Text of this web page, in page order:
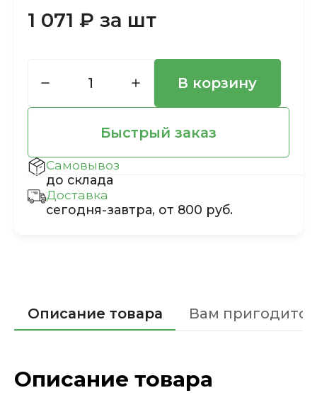
1 071 ₽ за шт
В корзину
Быстрый заказ
Самовывоз
до склада
Доставка
сегодня-завтра, от 800 руб.
Описание товара Вам пригодится
Описание товара